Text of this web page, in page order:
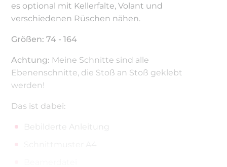
es optional mit Kellerfalte, Volant und
verschiedenen Rüschen nähen.
Größen: 74 - 164
Achtung: Meine Schnitte sind alle
Ebenenschnitte, die Stoß an Stoß geklebt
werden!
Das ist dabei:
Bebilderte Anleitung